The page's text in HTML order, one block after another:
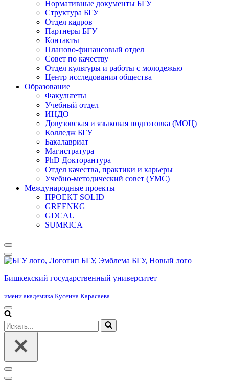
Нормативные документы БГУ
Структура БГУ
Отдел кадров
Партнеры БГУ
Контакты
Планово-финансовый отдел
Совет по качеству
Отдел культуры и работы с молодежью
Центр исследования общества
Образование
Факультеты
Учебный отдел
ИНДО
Довузовская и языковая подготовка (МОЦ)
Колледж БГУ
Бакалавриат
Магистратура
PhD Докторантура
Отдел качества, практики и карьеры
Учебно-методический совет (УМС)
Международные проекты
ПРОЕКТ SOLID
GREENKG
GDCAU
SUMRICA
Меню
навигации
Бишкекский государственный университет
имени академика Кусеина Карасаева
Меню
навигации
Искать...
Меню
навигации